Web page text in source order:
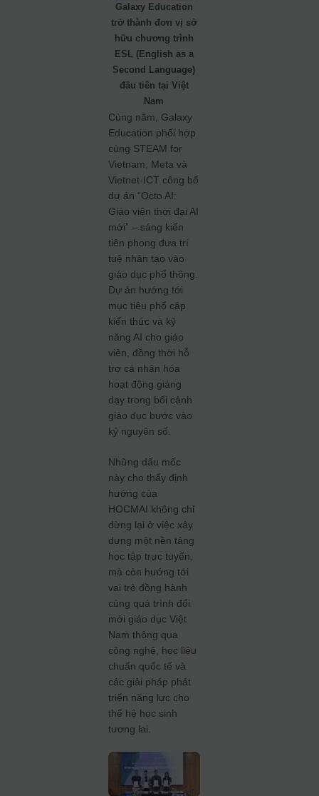
Galaxy Education
trở thành đơn vị sở
hữu chương trình
ESL (English as a
Second Language)
đầu tiên tại Việt
Nam
Cùng năm, Galaxy
Education phối hợp
cùng STEAM for
Vietnam, Meta và
Vietnet-ICT công bố
dự án “Octo AI:
Giáo viên thời đại AI
mới” – sáng kiến
tiên phong đưa trí
tuệ nhân tạo vào
giáo dục phổ thông.
Dự án hướng tới
mục tiêu phổ cập
kiến thức và kỹ
năng AI cho giáo
viên, đồng thời hỗ
trợ cá nhân hóa
hoạt động giảng
dạy trong bối cảnh
giáo dục bước vào
kỷ nguyên số.
Những dấu mốc
này cho thấy định
hướng của
HOCMAI không chỉ
dừng lại ở việc xây
dựng một nền tảng
học tập trực tuyến,
mà còn hướng tới
vai trò đồng hành
cùng quá trình đổi
mới giáo dục Việt
Nam thông qua
công nghệ, học liệu
chuẩn quốc tế và
các giải pháp phát
triển năng lực cho
thế hệ học sinh
tương lai.